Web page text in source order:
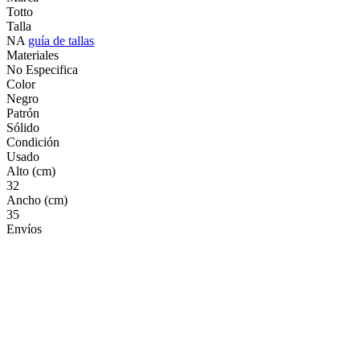
Totto
Talla
NA guía de tallas
Materiales
No Especifica
Color
Negro
Patrón
Sólido
Condición
Usado
Alto (cm)
32
Ancho (cm)
35
Envíos